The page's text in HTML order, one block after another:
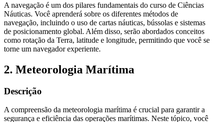
A navegação é um dos pilares fundamentais do curso de Ciências
Náuticas. Você aprenderá sobre os diferentes métodos de
navegação, incluindo o uso de cartas náuticas, bússolas e sistemas
de posicionamento global. Além disso, serão abordados conceitos
como rotação da Terra, latitude e longitude, permitindo que você se
torne um navegador experiente.
2. Meteorologia Marítima
Descrição
A compreensão da meteorologia marítima é crucial para garantir a
segurança e eficiência das operações marítimas. Neste tópico, você